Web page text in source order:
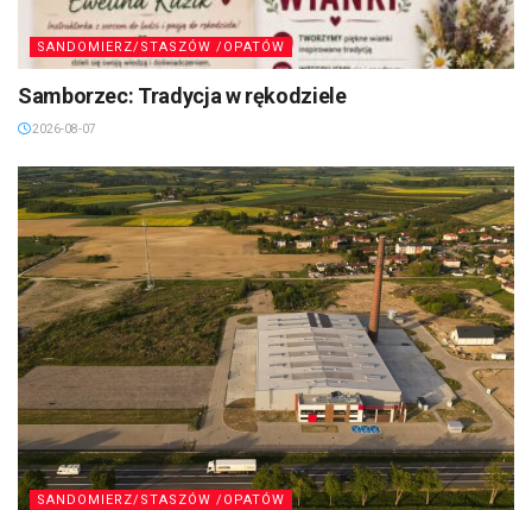
SANDOMIERZ/STASZÓW /OPATÓW
Samborzec: Tradycja w rękodziele
2026-08-07
SANDOMIERZ/STASZÓW /OPATÓW